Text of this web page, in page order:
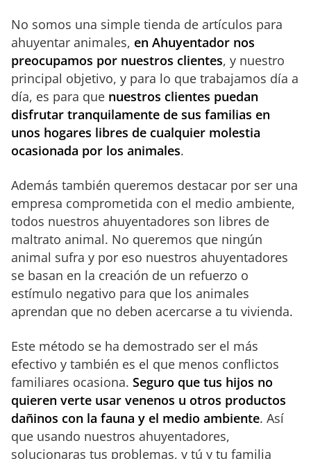
No somos una simple tienda de artículos para
ahuyentar animales, en Ahuyentador nos
preocupamos por nuestros clientes, y nuestro
principal objetivo, y para lo que trabajamos día a
día, es para que nuestros clientes puedan
disfrutar tranquilamente de sus familias en
unos hogares libres de cualquier molestia
ocasionada por los animales.
Además también queremos destacar por ser una
empresa comprometida con el medio ambiente,
todos nuestros ahuyentadores son libres de
maltrato animal. No queremos que ningún
animal sufra y por eso nuestros ahuyentadores
se basan en la creación de un refuerzo o
estímulo negativo para que los animales
aprendan que no deben acercarse a tu vivienda.
Este método se ha demostrado ser el más
efectivo y también es el que menos conflictos
familiares ocasiona. Seguro que tus hijos no
quieren verte usar venenos u otros productos
dañinos con la fauna y el medio ambiente. Así
que usando nuestros ahuyentadores,
solucionaras tus problemas, y tú y tu familia